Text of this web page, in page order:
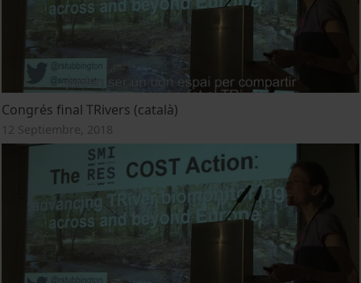
Congrés final TRivers (català)
12 Septiembre, 2018